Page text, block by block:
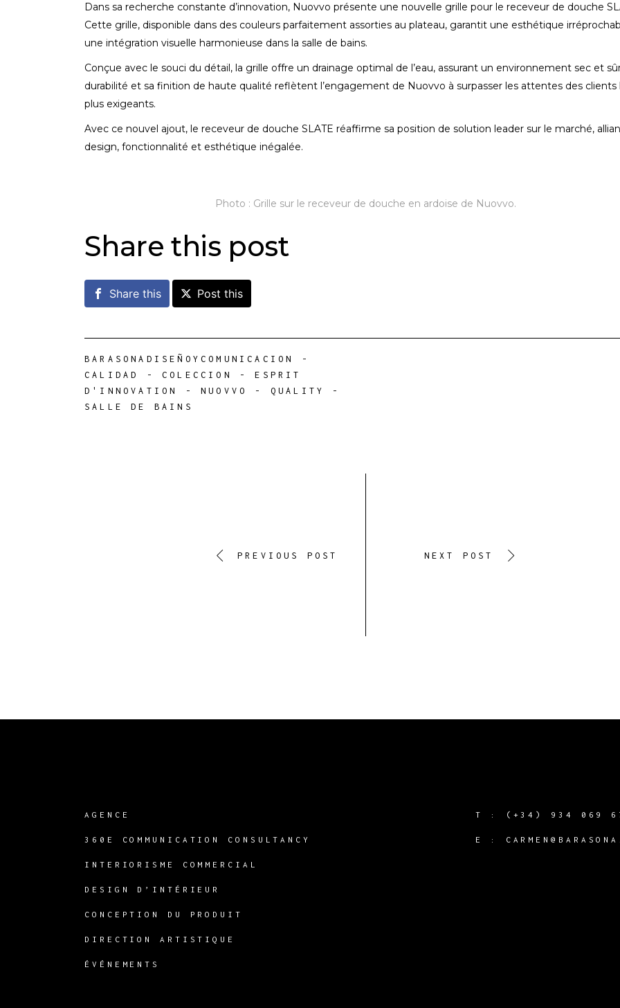
Dans sa recherche constante d’innovation, Nuovvo présente une nouvelle grille pour le receveur de douche
Cette grille, disponible dans des couleurs parfaitement assorties au plateau, garantit une esthétique
une intégration visuelle harmonieuse dans la salle de bains.
Conçue avec le souci du détail, la grille offre un drainage optimal de l’eau, assurant un environnement sec et
durabilité et sa finition de haute qualité reflètent l’engagement de Nuovvo à surpasser les attentes des clients
plus exigeants.
Avec ce nouvel ajout, le receveur de douche SLATE réaffirme sa position de solution leader sur le marché,
design, fonctionnalité et esthétique inégalée.
Photo : Grille sur le receveur de douche en ardoise de Nuovvo.
Share this post
Share this Post this
BARASONADISEÑOYCOMUNICACION
-
CALIDAD
-COLECCION -ESPRIT
D'INNOVATION
-NUOVVO - QUALITY
-
SALLE DE BAINS
PREVIOUS POST NEXT POST
AGENCE
360E COMMUNICATION CONSULTANCY
INTERIORISME COMMERCIAL
DESIGN D’INTÉRIEUR
CONCEPTION DU PRODUIT
DIRECTION ARTISTIQUE
ÉVÉNEMENTS
T : (+34) 934 069
E :